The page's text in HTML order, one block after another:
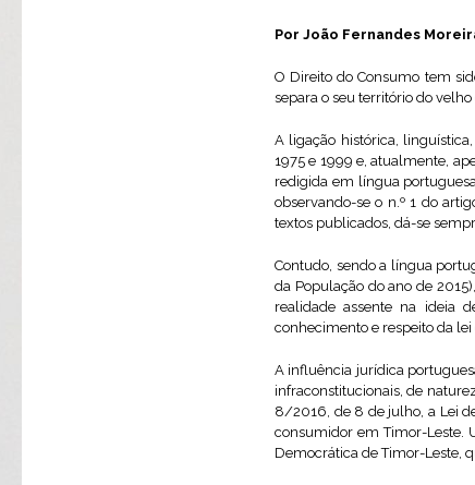
Por João Fernandes
O Direito do Consumo tem
separa o seu território do
A ligação histórica,
1975 e 1999 e, atualmente,
redigida em língua
observando-se o n.º 1 do
textos publicados, dá-se
Contudo, sendo a língua
da População do ano de
realidade assente na ideia
conhecimento e respeito da
A influência jurídica
infraconstitucionais, de
8/2016, de 8 de julho, a Lei
consumidor em Timor-Leste.
Democrática de Timor-Leste,